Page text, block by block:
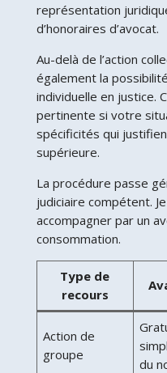
représentation
d’honoraires d’avocat.
Au-delà de l’action
également la
individuelle en justice.
pertinente si votre
spécificités qui
supérieure.
La procédure passe
judiciaire compétent.
accompagner par un
consommation.
Type de
recours
Action de
groupe
du